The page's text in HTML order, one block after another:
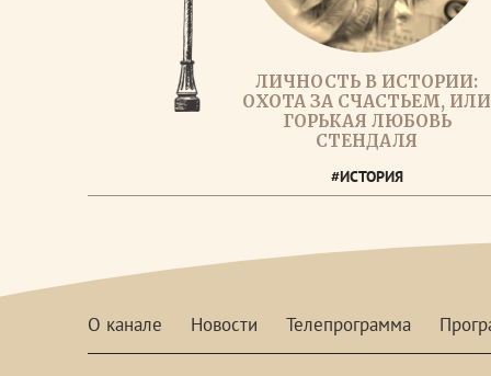
ЛИЧНОСТЬ В ИСТОРИИ:
ОХОТА ЗА СЧАСТЬЕМ, ИЛИ
ГОРЬКАЯ ЛЮБОВЬ
СТЕНДАЛЯ
#ИСТОРИЯ
О канале Новости Телепрограмма